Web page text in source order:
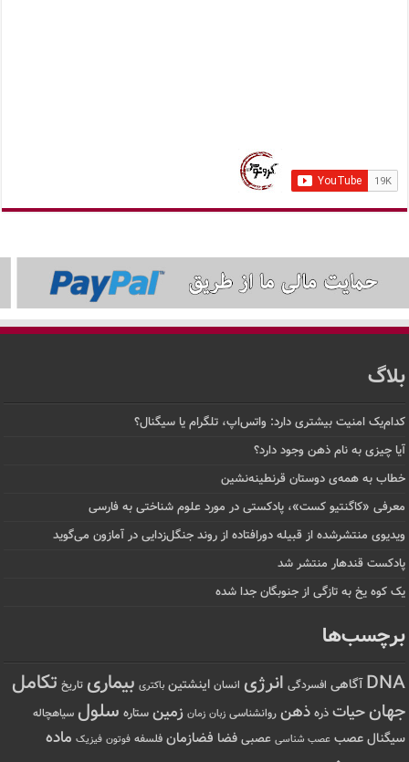
بلاگ
کدام‌یک امنیت بیشتری دارد: واتس‌اپ، تلگرام یا سیگنال؟
آیا چیزی به نام ذهن وجود دارد؟
خطاب به همه‌ی دوستان قرنطینه‌نشین
معرفی «کاگنتیو کست»، پادکستی در مورد علوم شناختی به فارسی
ویدیوی منتشرشده از قبیله دورافتاده‌ از روند جنگل‌زدایی در آمازون می‌گوید
پادکست قندهار منتشر شد
یک کوه یخ به تازگی از جنوبگان جدا شده
برچسب‌ها
DNA آگاهی افسردگی انرژی انسان اینشتین باکتری بیماری تاریخ تکامل
جهانحیات ذره ذهن روانشناسی زبان زمان زمین ستاره سلول سیاهچاله
سیگنال عصب عصب شناسی عصبی فضا فضازمان فلسفه فوتون فیزیک ماده